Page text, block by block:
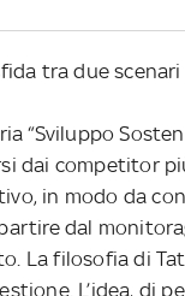
tra due
“Sviluppo
dai competitor
in modo da
dal
La filosofia di
L’idea, di